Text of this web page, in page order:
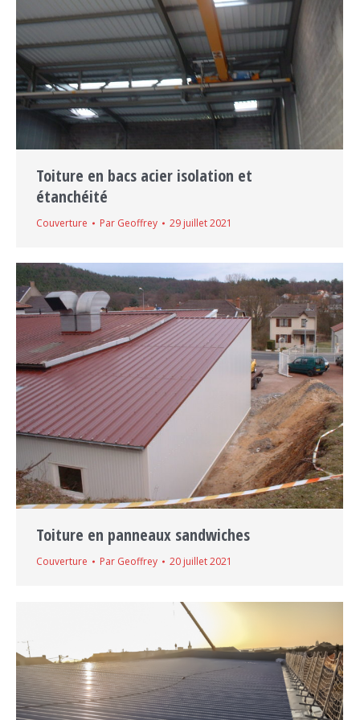
Toiture en bacs acier isolation et
étanchéité
Couverture Par Geoffrey 29 juillet 2021
Toiture en panneaux sandwiches
Couverture Par Geoffrey 20 juillet 2021